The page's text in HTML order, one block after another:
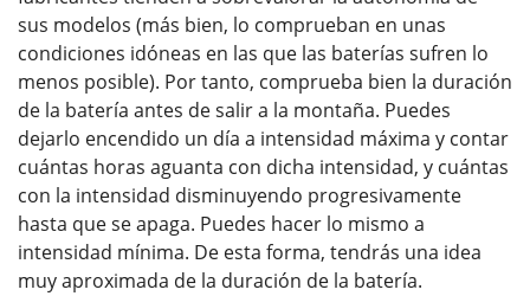
sus modelos (más bien, lo comprueban en unas
condiciones idóneas en las que las baterías sufren lo
menos posible). Por tanto, comprueba bien la duración
de la batería antes de salir a la montaña. Puedes
dejarlo encendido un día a intensidad máxima y contar
cuántas horas aguanta con dicha intensidad, y cuántas
con la intensidad disminuyendo progresivamente
hasta que se apaga. Puedes hacer lo mismo a
intensidad mínima. De esta forma, tendrás una idea
muy aproximada de la duración de la batería.